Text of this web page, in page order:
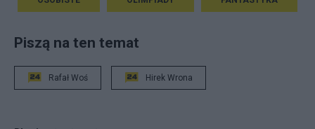
Piszą na ten temat
Rafał Woś Hirek Wrona